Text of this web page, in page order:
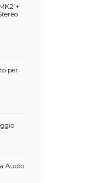
+
per
Audio